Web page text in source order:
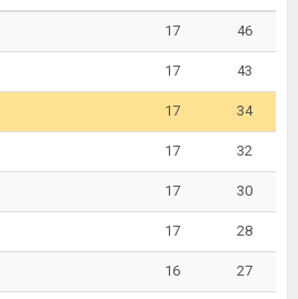
17 46
17 43
17 34
17 32
17 30
17 28
16 27